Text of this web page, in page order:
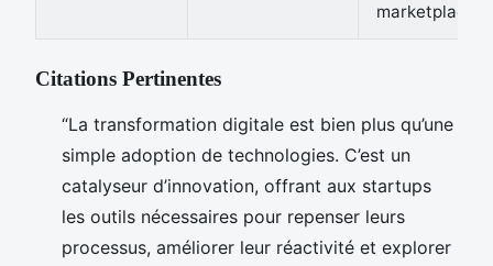
marketplaces
Citations Pertinentes
“La transformation digitale est bien plus qu’une
simple adoption de technologies. C’est un
catalyseur d’innovation, offrant aux startups
les outils nécessaires pour repenser leurs
processus, améliorer leur réactivité et explorer